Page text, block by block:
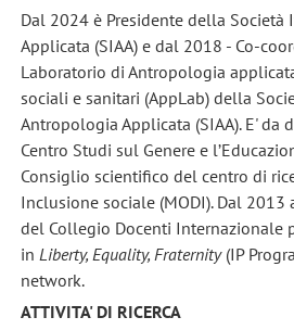
Dal 2024 è Presidente della
Applicata (SIAA) e dal 2018 - Co-
Laboratorio di Antropologia
sociali e sanitari (AppLab) della
Antropologia Applicata (SIAA). E' da
Centro Studi sul Genere e
Consiglio scientifico del centro di
Inclusione sociale (MODI). Dal 2013
del Collegio Docenti Internazionale
in Liberty, Equality, Fraternity(IP
network.
ATTIVITA' DI RICERCA